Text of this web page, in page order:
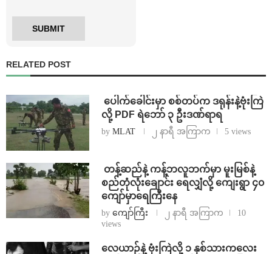
RELATED POST
⁩ ⁨ပေါက်ခေါင်းမှာ စစ်တပ်က ဒရုန်းနဲ့ဗုံးကြဲ
လို့ PDF ရဲဘော် ၃ ဦးဒဏ်ရာရ
by MLAT ၂ နာရီ အကြာက 5 views
⁩ ⁨တန့်ဆည်နဲ့ ကန့်ဘလူဘက်မှာ မူးမြစ်နဲ့
စည်တုံလုံးချောင်း ရေလျှံလို့ ကျေးရွာ ၄၀
ကျော်မှာရေကြီးနေ
by ကျော်ကြီး ၂ နာရီ အကြာက
10
views
⁨လေယာဉ်နဲ့ ဗုံးကြဲလို့ ၁ နှစ်သားကလေး